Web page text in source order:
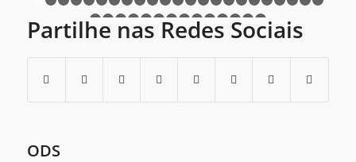
1 2 3 4 5 6 7 8 9 1011121314151617
2425 2627 28293031323334
Partilhe nas Redes Sociais
ODS